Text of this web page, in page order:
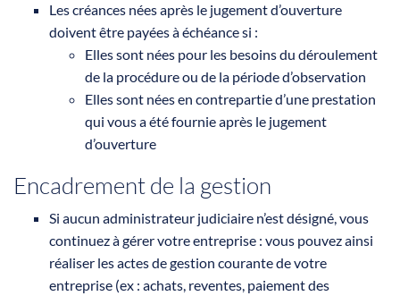
Les créances nées après le jugement d’ouverture
doivent être payées à échéance si :
Elles sont nées pour les besoins du déroulement
de la procédure ou de la période d’observation
Elles sont nées en contrepartie d’une prestation
qui vous a été fournie après le jugement
d’ouverture
Encadrement de la gestion
Si aucun administrateur judiciaire n’est désigné, vous
continuez à gérer votre entreprise : vous pouvez ainsi
réaliser les actes de gestion courante de votre
entreprise (ex : achats, reventes, paiement des